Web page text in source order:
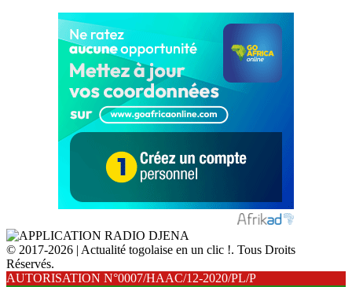
© 2017-2026 | Actualité togolaise en un clic !. Tous Droits
Réservés.
AUTORISATION N°0007/HAAC/12-2020/PL/P